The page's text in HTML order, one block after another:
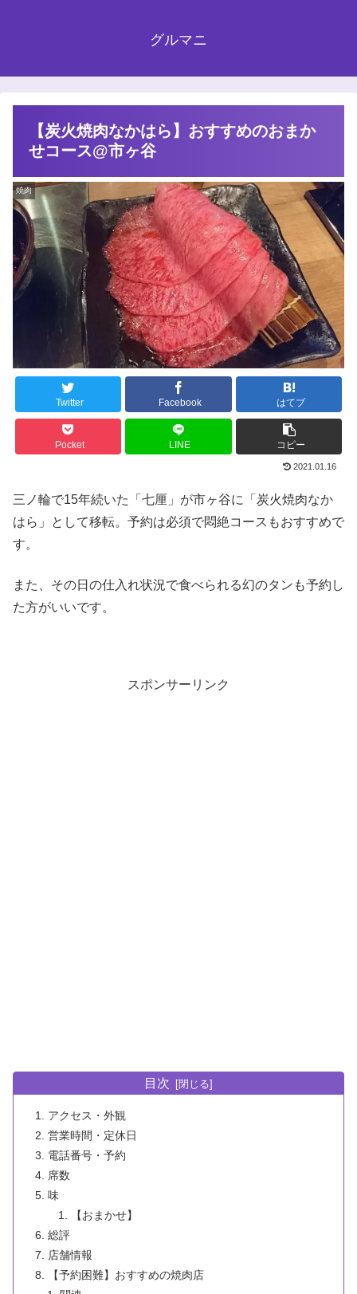
グルマニ
【炭火焼肉なかはら】おすすめのおまか
せコース@市ヶ谷
焼肉
Twitter Facebook はてブ
Pocket LINE コピー
2021.01.16
三ノ輪で15年続いた「七厘」が市ヶ谷に「炭火焼肉なか
はら」として移転。予約は必須で悶絶コースもおすすめで
す。
また、その日の仕入れ状況で食べられる幻のタンも予約し
た方がいいです。
スポンサーリンク
目次
アクセス・外観
営業時間・定休日
電話番号・予約
席数
味
【おまかせ】
総評
店舗情報
【予約困難】おすすめの焼肉店